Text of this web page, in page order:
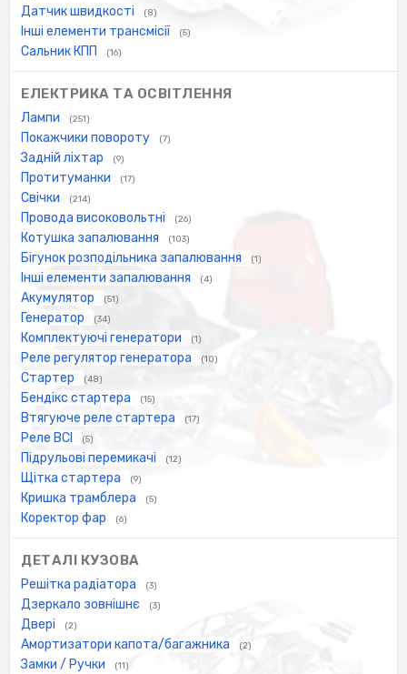
Датчик швидкості (8)
Інші елементи трансмісії (5)
Сальник КПП (16)
ЕЛЕКТРИКА ТА ОСВІТЛЕННЯ
Лампи (251)
Покажчики повороту (7)
Задній ліхтар (9)
Протитуманки (17)
Свічки (214)
Провода високовольтні (26)
Котушка запалювання (103)
Бігунок розподільника запалювання (1)
Інші елементи запалювання (4)
Акумулятор (51)
Генератор (34)
Комплектуючі генератори (1)
Реле регулятор генератора (10)
Стартер (48)
Бендікс стартера (15)
Втягуюче реле стартера (17)
Реле ВСІ (5)
Підрульові перемикачі (12)
Щітка стартера (9)
Кришка трамблера (5)
Коректор фар (6)
ДЕТАЛІ КУЗОВА
Решітка радіатора (3)
Дзеркало зовнішнє (3)
Двері (2)
Амортизатори капота/багажника (2)
Замки / Ручки (11)